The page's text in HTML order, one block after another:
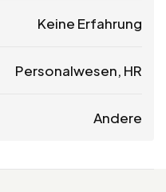
Keine Erfahrung
Personalwesen, HR
Andere